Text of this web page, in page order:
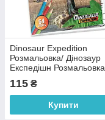
Dinosaur Expedition
Розмальовка/ Дінозаур
Експедішн Розмальовка,
115 ₴
Купити